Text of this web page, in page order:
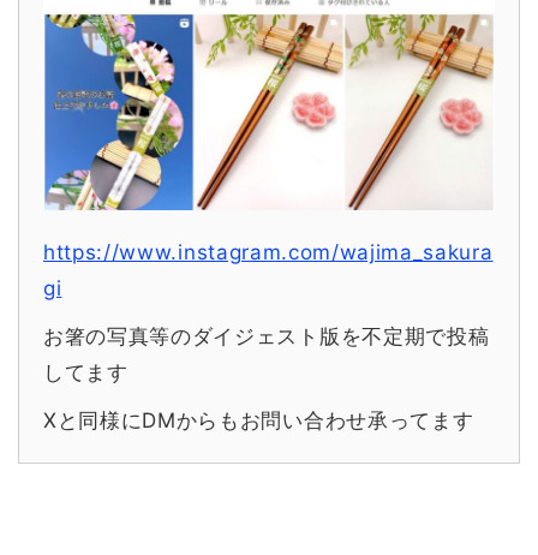
https://www.instagram.com/wajima_sakura
gi
お箸の写真等のダイジェスト版を不定期で投稿
してます
Xと同様にDMからもお問い合わせ承ってます